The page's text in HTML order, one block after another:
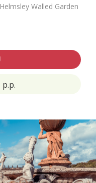
Walled Garden
p.p.